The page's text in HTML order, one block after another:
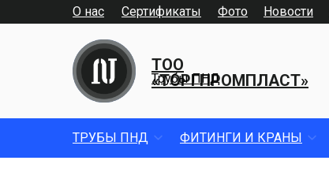
О нас Фото
Сертификаты Новости
ТОО
«ТОРГПРОМПЛАСТ»
Трубы ПНД
ТРУБЫ ПНД ФИТИНГИ И КРАНЫ